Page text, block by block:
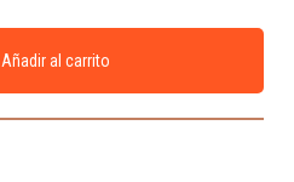
Añadir al carrito